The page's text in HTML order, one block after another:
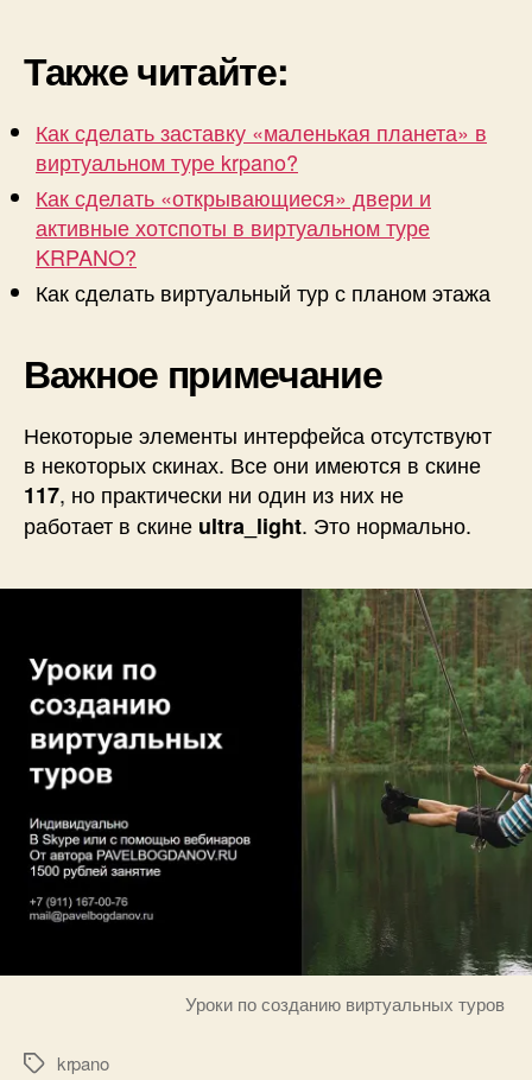
Также читайте:
Как сделать заставку «маленькая планета» в
виртуальном туре krpano?
Как сделать «открывающиеся» двери и
активные хотспоты в виртуальном туре
KRPANO?
Как сделать виртуальный тур с планом этажа
Важное примечание
Некоторые элементы интерфейса отсутствуют
в некоторых скинах. Все они имеются в скине
117, но практически ни один из них не
работает в скине ultra_light. Это нормально.
Уроки по созданию виртуальных туров
Меткиkrpano